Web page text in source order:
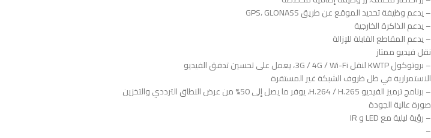
– يدعم وظيفة تحديد الموقع عن طريق GPS، GLONASS
– يدعم الذاكرة الخارجية
– يدعم المقاطع القابلة للإزالة
نقل فيديو ممتاز
– بروتوكول KWTP لنقل 3G / 4G / Wi-Fi، يعمل على تحسين تدفق الفيديو
الاستمرارية في ظل ظروف الشبكة غير المستقرة
– برنامج ترميز الفيديو H.264 / H.265، يوفر ما يصل إلى 50% من عرض النطاق الترددي والتخزين
صورة عالية الجودة
– رؤية ليلية مع LED و IR
–